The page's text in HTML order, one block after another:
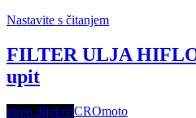
Nastavite s čitanjem
FILTER ULJA
upit
moto dijeloviCROmoto